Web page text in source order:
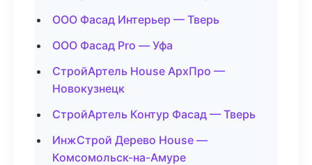
ООО Фасад Интерьер — Тверь
ООО Фасад Pro — Уфа
СтройАртель House АрхПро —
Новокузнецк
СтройАртель Контур Фасад — Тверь
ИнжСтрой Дерево House —
Комсомольск-на-Амуре